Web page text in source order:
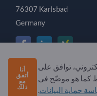
76307 Karlsbad
Germany
Copyright © 2026
Rights Reserved.
توافق على
كما هو موضّح في
حماية البيانات.
أنا
أتفق
مع
ذلك